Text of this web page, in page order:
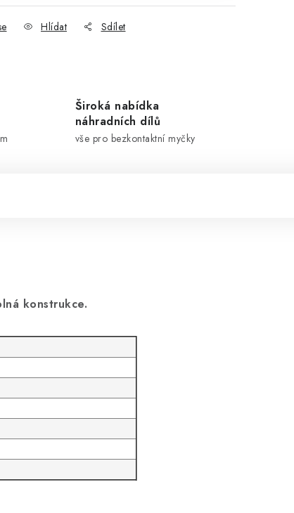
Hlídat Sdílet
Široká nabídka
náhradních dílů
vše pro bezkontaktní myčky
konstrukce.